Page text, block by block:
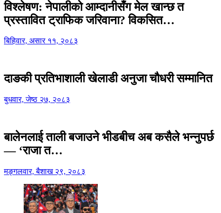
विश्लेषण: नेपालीको आम्दानीसँग मेल खान्छ त
प्रस्तावित ट्राफिक जरिवाना? विकसित…
बिहिवार, असार ११, २०८३
दाङकी प्रतिभाशाली खेलाडी अनुजा चौधरी सम्मानित
बुधवार, जेष्ठ २७, २०८३
बालेनलाई ताली बजाउने भीडबीच अब कसैले भन्नुपर्छ
— ‘राजा त…
मङ्गलवार, बैशाख २९, २०८३